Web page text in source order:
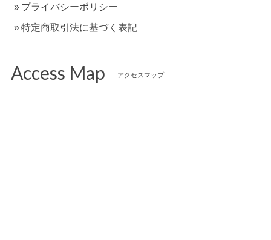
プライバシーポリシー
特定商取引法に基づく表記
Access Map アクセスマップ